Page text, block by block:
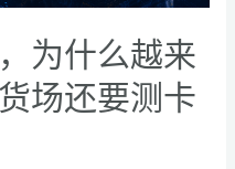
为什么越来
场还要测卡